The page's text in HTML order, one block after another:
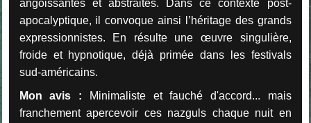
angoissantes et abstraites. Dans ce contexte post-
apocalyptique, il convoque ainsi l’héritage des grands
expressionnistes. En résulte une œuvre singulière,
froide et hypnotique, déjà primée dans les festivals
sud-américains.
Mon avis : Minimaliste et fauché d'accord... mais
franchement apercevoir ces nazguls chaque nuit en